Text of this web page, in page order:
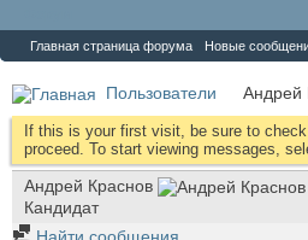
Главная страница форума Новые
Пользователи Андрей
If this is your first visit, be sure to
proceed. To start viewing messages,
Андрей Краснов
Кандидат
Найти сообщения